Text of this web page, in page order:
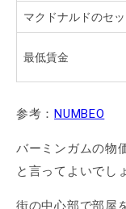
マクドナルドのセッ
最低賃金
参考：NUMBEO
バーミンガムの物
と言ってよいでし
街の中心部で部屋